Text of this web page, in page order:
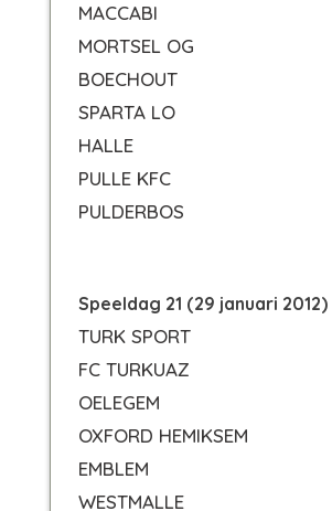
MACCABI
MORTSEL OG
BOECHOUT
SPARTA LO
HALLE
PULLE KFC
PULDERBOS
Speeldag 21 (29 januari
TURK SPORT
FC TURKUAZ
OELEGEM
OXFORD HEMIKSEM
EMBLEM
WESTMALLE